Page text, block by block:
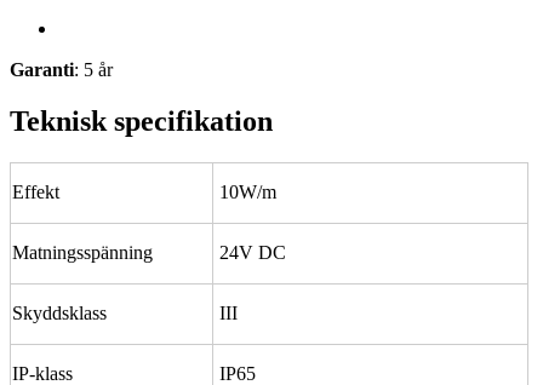
Garanti: 5 år
Teknisk specifikation
Effekt 10W/m
Matningsspänning 24V DC
Skyddsklass III
IP-klass IP65